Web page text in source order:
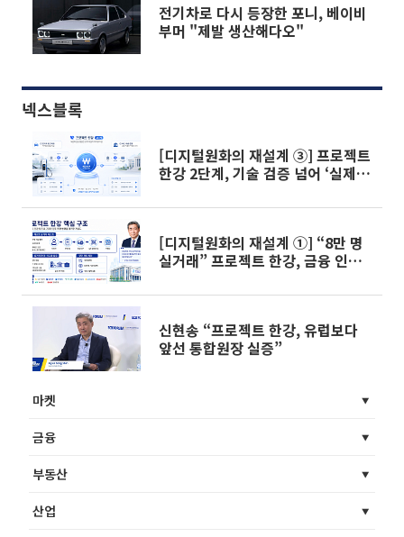
전기차로 다시 등장한 포니, 베이비
부머 "제발 생산해다오"
넥스블록
[디지털원화의 재설계 ③] 프로젝트
한강 2단계, 기술 검증 넘어 ‘실제 사
[디지털원화의 재설계 ①] “8만 명
실거래” 프로젝트 한강, 금융 인프
신현송 “프로젝트 한강, 유럽보다
앞선 통합원장 실증”
마켓
금융
부동산
산업